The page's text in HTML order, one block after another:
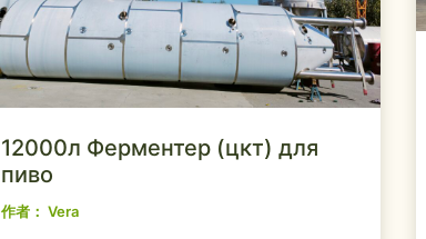
12000л Ферментер (цкт) для
пиво
作者： Vera